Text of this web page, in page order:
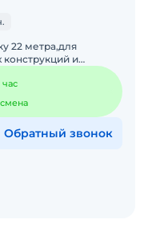
22 метра,для
и
документов.С
час
смена
Обратный звонок